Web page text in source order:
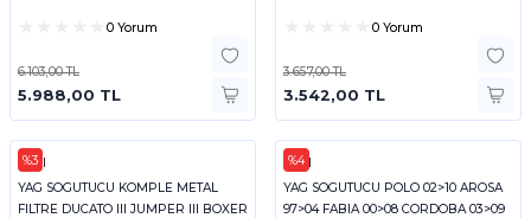
0 Yorum
6.103,00 TL
5.988,00 TL
0 Yorum
3.657,00 TL
3.542,00 TL
%3
FEBI
YAG SOGUTUCU KOMPLE METAL
FILTRE DUCATO III JUMPER III BOXER
%4
FEBI
YAG SOGUTUCU POLO 02>10 AROSA
97>04 FABIA 00>08 CORDOBA 03>09